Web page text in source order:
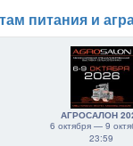
питания и
АГРОСАЛОН
6 октября — 9
23:59